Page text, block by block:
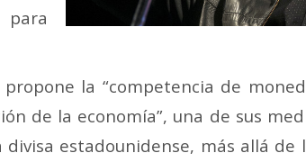
la “competencia de
de la economía”, una de sus
estadounidense, más allá